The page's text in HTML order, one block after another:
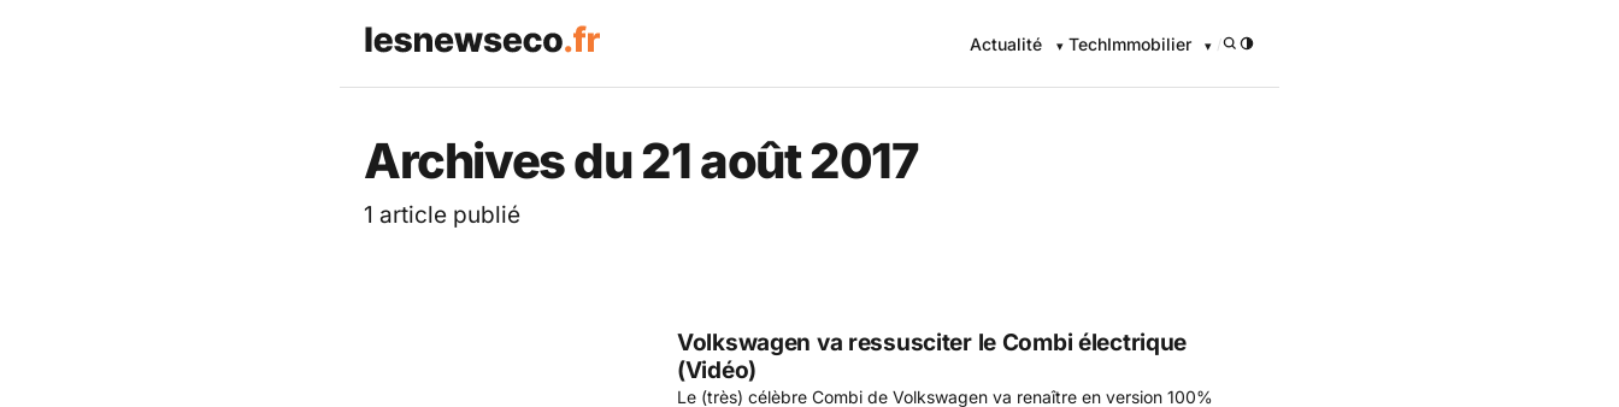
Les News Eco .fr — L'information économique
Actualité TechImmobilier /
Archives du 21 août 2017
1 article publié
Volkswagen va ressusciter le Combi électrique
(Vidéo)
Le (très) célèbre Combi de Volkswagen va renaître en version 100%